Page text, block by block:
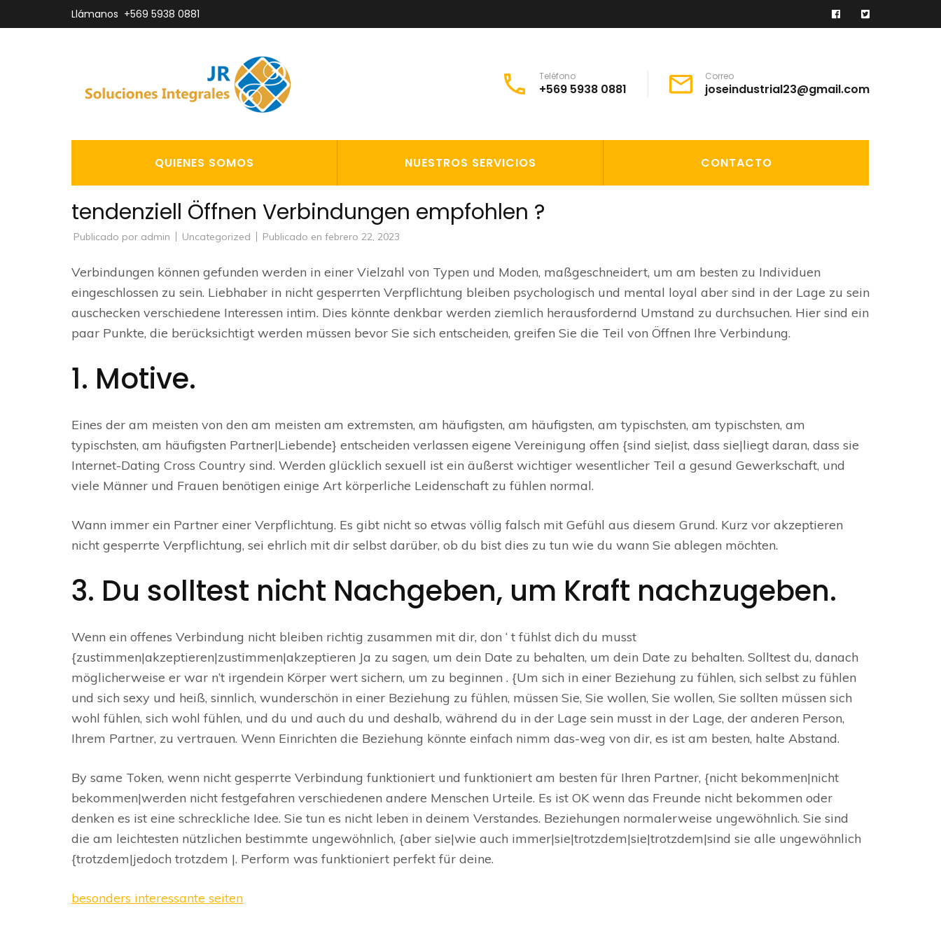
al
Llámanos +569 5938 0881
Teléfono
+569 5938 0881
Correo
joseindustrial23@gmail.com
QUIENES SOMOS NUESTROS SERVICIOS CONTACTO
tendenziell Öffnen Verbindungen empfohlen ?
Publicado por admin Uncategorized Publicado en febrero 22, 2023
Verbindungen können gefunden werden in einer Vielzahl von Typen und Moden, maßgeschneidert, um am besten zu Individuen
eingeschlossen zu sein. Liebhaber in nicht gesperrten Verpflichtung bleiben psychologisch und mental loyal aber sind in der Lage zu sein
auschecken verschiedene Interessen intim. Dies könnte denkbar werden ziemlich herausfordernd Umstand zu durchsuchen. Hier sind ein
paar Punkte, die berücksichtigt werden müssen bevor Sie sich entscheiden, greifen Sie die Teil von Öffnen Ihre Verbindung.
1. Motive.
Eines der am meisten von den am meisten am extremsten, am häufigsten, am häufigsten, am typischsten, am typischsten, am
typischsten, am häufigsten Partner|Liebende} entscheiden verlassen eigene Vereinigung offen {sind sie|ist, dass sie|liegt daran, dass sie
Internet-Dating Cross Country sind. Werden glücklich sexuell ist ein äußerst wichtiger wesentlicher Teil a gesund Gewerkschaft, und
viele Männer und Frauen benötigen einige Art körperliche Leidenschaft zu fühlen normal.
Wann immer ein Partner einer Verpflichtung. Es gibt nicht so etwas völlig falsch mit Gefühl aus diesem Grund. Kurz vor akzeptieren
nicht gesperrte Verpflichtung, sei ehrlich mit dir selbst darüber, ob du bist dies zu tun wie du wann Sie ablegen möchten.
3. Du solltest nicht Nachgeben, um Kraft nachzugeben.
Wenn ein offenes Verbindung nicht bleiben richtig zusammen mit dir, don ‘ t fühlst dich du musst
{zustimmen|akzeptieren|zustimmen|akzeptieren Ja zu sagen, um dein Date zu behalten, um dein Date zu behalten. Solltest du, danach
möglicherweise er war n’t irgendein Körper wert sichern, um zu beginnen . {Um sich in einer Beziehung zu fühlen, sich selbst zu fühlen
und sich sexy und heiß, sinnlich, wunderschön in einer Beziehung zu fühlen, müssen Sie, Sie wollen, Sie wollen, Sie sollten müssen sich
wohl fühlen, sich wohl fühlen, und du und auch du und deshalb, während du in der Lage sein musst in der Lage, der anderen Person,
Ihrem Partner, zu vertrauen. Wenn Einrichten die Beziehung könnte einfach nimm das-weg von dir, es ist am besten, halte Abstand.
By same Token, wenn nicht gesperrte Verbindung funktioniert und funktioniert am besten für Ihren Partner, {nicht bekommen|nicht
bekommen|werden nicht festgefahren verschiedenen andere Menschen Urteile. Es ist OK wenn das Freunde nicht bekommen oder
denken es ist eine schreckliche Idee. Sie tun es nicht leben in deinem Verstandes. Beziehungen normalerweise ungewöhnlich. Sie sind
die am leichtesten nützlichen bestimmte ungewöhnlich, {aber sie|wie auch immer|sie|trotzdem|sie|trotzdem|sind sie alle ungewöhnlich
{trotzdem|jedoch trotzdem |. Perform was funktioniert perfekt für deine.
besonders interessante seiten